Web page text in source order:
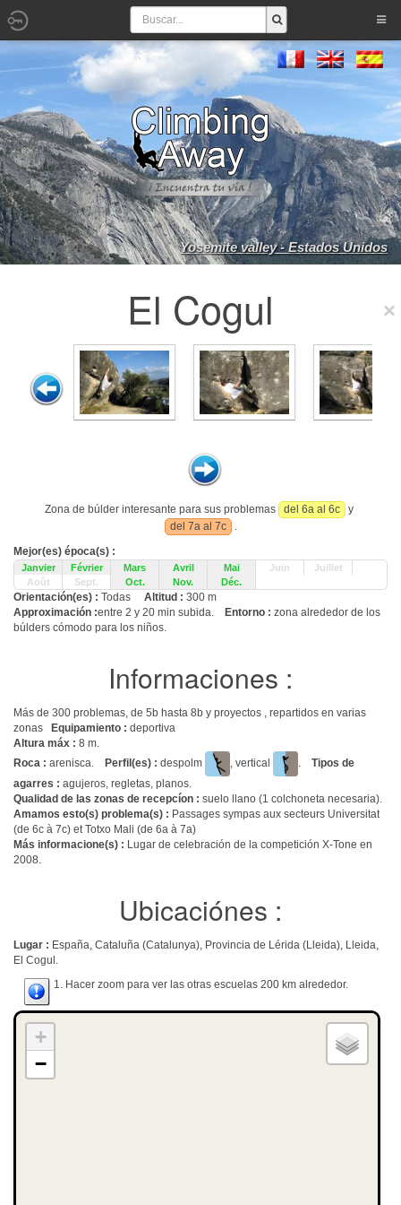
Yosemite valley - Estados Unidos
El Cogul
Zona de búlder interesante para sus problemas del 6a al 6c
y
del 7a al 7c
.
Mejor(es) época(s) :
Janvier Février Mars Avril Mai Juin
Juillet
Août
Sept. Oct. Nov. Déc.
Orientación(es) : Todas Altitud : 300 m
Approximación :entre 2 y 20 min subida. Entorno : zona alrededor de los
búlders cómodo para los niños.
Informaciones :
Más de 300 problemas, de 5b hasta 8b y proyectos , repartidos en varias
zonas
Equipamiento : deportiva
Altura máx : 8 m.
Roca : arenisca. Perfil(es) : despolm , vertical . Tipos de
agarres : agujeros, regletas, planos.
Qualidad de las zonas de recepcíon : suelo llano (1 colchoneta necesaria).
Amamos esto(s) problema(s) : Passages sympas aux secteurs Universitat
(de 6c à 7c) et Totxo Mali (de 6a à 7a)
Más informacione(s) : Lugar de celebración de la competición X-Tone en
2008.
Ubicaciónes :
Lugar : España, Cataluña (Catalunya), Provincia de Lérida (Lleida), Lleida,
El Cogul.
1. Hacer zoom para ver las otras escuelas 200 km alrededor.
+
−